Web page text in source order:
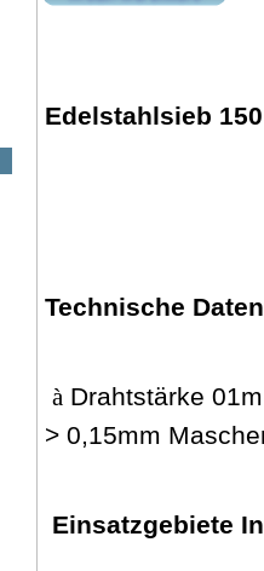
Edelstahlsieb
Technische Daten
à Drahtstärke
> 0,15mm
Einsatzgebiete